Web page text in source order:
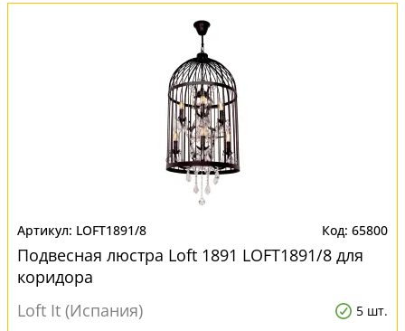
LOFT1891/8 65800
Подвесная люстра Loft 1891 LOFT1891/8 для
коридора
Loft It (Испания)
5 шт.